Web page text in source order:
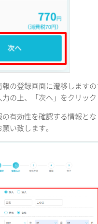
報の登録画面に遷移します
の上、「次へ」をクリック
有効性を確認する情報と
い致します。